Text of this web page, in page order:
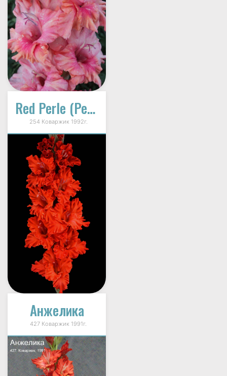
Red Perle (Ред Перл, Красная Жемчужина)
254 Коваржик 1992г.
Анжелика
427 Коваржик 1991г.